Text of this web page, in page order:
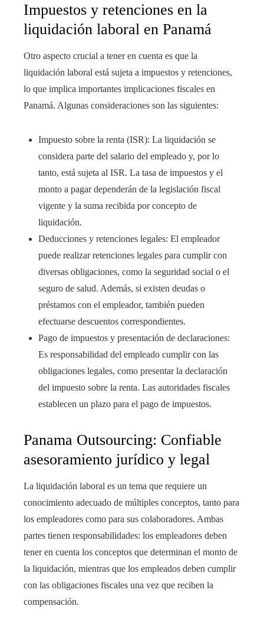
Impuestos y retenciones en la
liquidación laboral en Panamá
Otro aspecto crucial a tener en cuenta es que la
liquidación laboral está sujeta a impuestos y retenciones,
lo que implica importantes implicaciones fiscales en
Panamá. Algunas consideraciones son las siguientes:
Impuesto sobre la renta (ISR): La liquidación se
considera parte del salario del empleado y, por lo
tanto, está sujeta al ISR. La tasa de impuestos y el
monto a pagar dependerán de la legislación fiscal
vigente y la suma recibida por concepto de
liquidación.
Deducciones y retenciones legales: El empleador
puede realizar retenciones legales para cumplir con
diversas obligaciones, como la seguridad social o el
seguro de salud. Además, si existen deudas o
préstamos con el empleador, también pueden
efectuarse descuentos correspondientes.
Pago de impuestos y presentación de declaraciones:
Es responsabilidad del empleado cumplir con las
obligaciones legales, como presentar la declaración
del impuesto sobre la renta. Las autoridades fiscales
establecen un plazo para el pago de impuestos.
Panama Outsourcing: Confiable
asesoramiento jurídico y legal
La liquidación laboral es un tema que requiere un
conocimiento adecuado de múltiples conceptos, tanto para
los empleadores como para sus colaboradores. Ambas
partes tienen responsabilidades: los empleadores deben
tener en cuenta los conceptos que determinan el monto de
la liquidación, mientras que los empleados deben cumplir
con las obligaciones fiscales una vez que reciben la
compensación.